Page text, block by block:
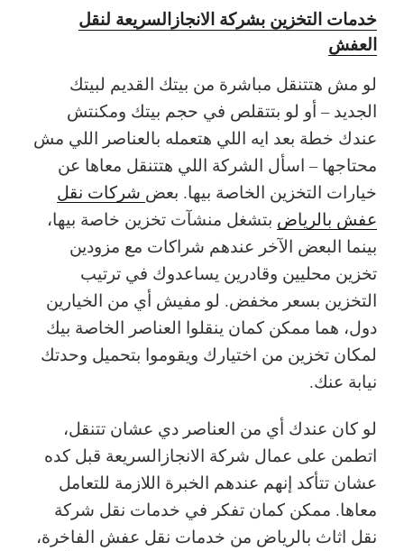
خدمات التخزين بشركة الانجازالسريعة لنقل
العفش
لو مش هتتنقل مباشرة من بيتك القديم لبيتك
الجديد – أو لو بتتقلص في حجم بيتك ومكنتش
عندك خطة بعد ايه اللي هتعمله بالعناصر اللي مش
محتاجها – اسأل الشركة اللي هتتنقل معاها عن
خيارات التخزين الخاصة بيها. بعض شركات نقل
عفش بالرياض بتشغل منشآت تخزين خاصة بيها،
بينما البعض الآخر عندهم شراكات مع مزودين
تخزين محليين وقادرين يساعدوك في ترتيب
التخزين بسعر مخفض. لو مفيش أي من الخيارين
دول، هما ممكن كمان ينقلوا العناصر الخاصة بيك
لمكان تخزين من اختيارك ويقوموا بتحميل وحدتك
نيابة عنك.
لو كان عندك أي من العناصر دي عشان تتنقل،
اتطمن على عمال شركة الانجازالسريعة قبل كده
عشان تتأكد إنهم عندهم الخبرة اللازمة للتعامل
معاها. ممكن كمان تفكر في خدمات نقل شركة
نقل اثاث بالرياض من خدمات نقل عفش الفاخرة،